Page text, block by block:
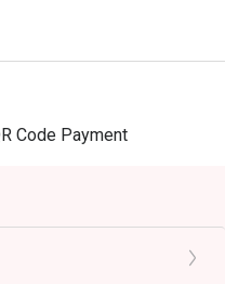
Code Payment